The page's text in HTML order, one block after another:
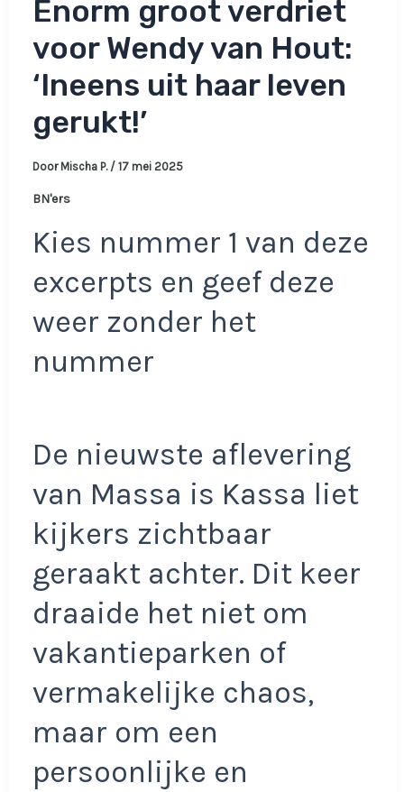
Enorm groot verdriet
voor Wendy van Hout:
‘Ineens uit haar leven
gerukt!’
Door Mischa P. / 17 mei 2025
BN'ers
Kies nummer 1 van deze
excerpts en geef deze
weer zonder het
nummer
De nieuwste aflevering
van Massa is Kassa liet
kijkers zichtbaar
geraakt achter. Dit keer
draaide het niet om
vakantieparken of
vermakelijke chaos,
maar om een
persoonlijke en